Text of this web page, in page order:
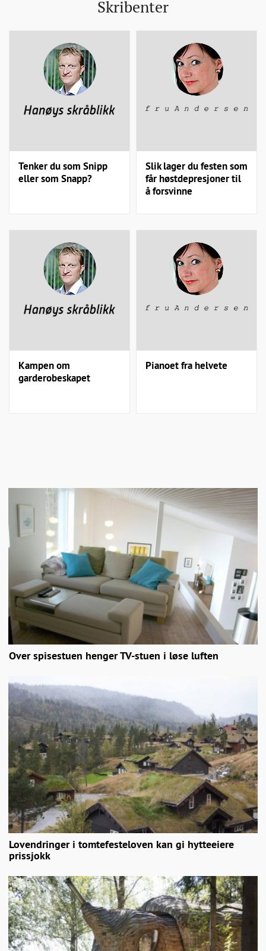
Skribenter
Tenker du som Snipp
eller som Snapp?
Slik lager du festen som
får høstdepresjoner til
å forsvinne
Kampen om
garderobeskapet
Pianoet fra helvete
Over spisestuen henger TV-stuen i løse luften
Lovendringer i tomtefesteloven kan gi hytteeiere
prissjokk